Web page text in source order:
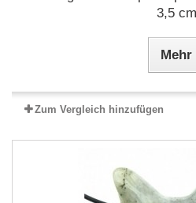
3,5 cm
Mehr
Zum Vergleich hinzufügen